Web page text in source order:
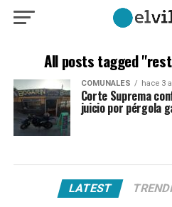
All posts tagged
COMUNALES hace 3
Corte Suprema
juicio por pérgola
LATEST